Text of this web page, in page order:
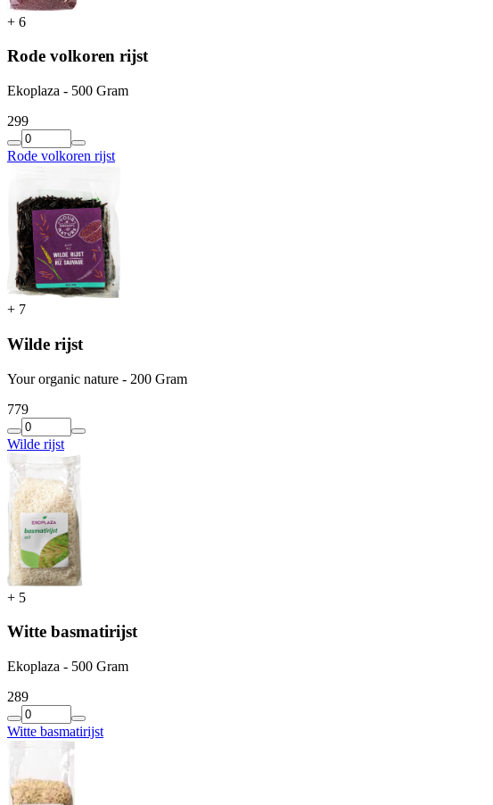
+ 6
Rode volkoren rijst
Ekoplaza - 500 Gram
299
Rode volkoren rijst
+ 7
Wilde rijst
Your organic nature - 200 Gram
779
Wilde rijst
+ 5
Witte basmatirijst
Ekoplaza - 500 Gram
289
Witte basmatirijst